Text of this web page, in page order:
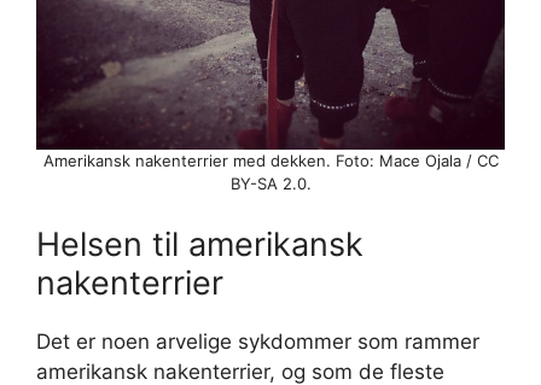
Amerikansk nakenterrier med dekken. Foto: Mace Ojala / CC
BY-SA 2.0.
Helsen til amerikansk
nakenterrier
Det er noen arvelige sykdommer som rammer
amerikansk nakenterrier, og som de fleste